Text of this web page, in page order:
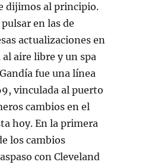
dijimos al principio.
en las de
actualizaciones en
aire libre y un spa
fue una línea
vinculada al puerto
cambios en el
hoy. En la primera
los cambios
con Cleveland